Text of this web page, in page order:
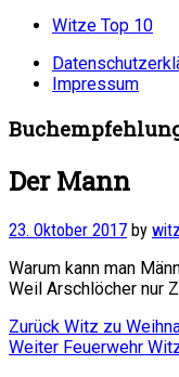
Witze Top 10
Impressum
Der Mann
23. Oktober 2017 by
Warum kann man
Weil Arschlöcher nur
Zurück Vorheriger
Beitrag:
Witz zu
Weiter Nächster
Feuerwehr